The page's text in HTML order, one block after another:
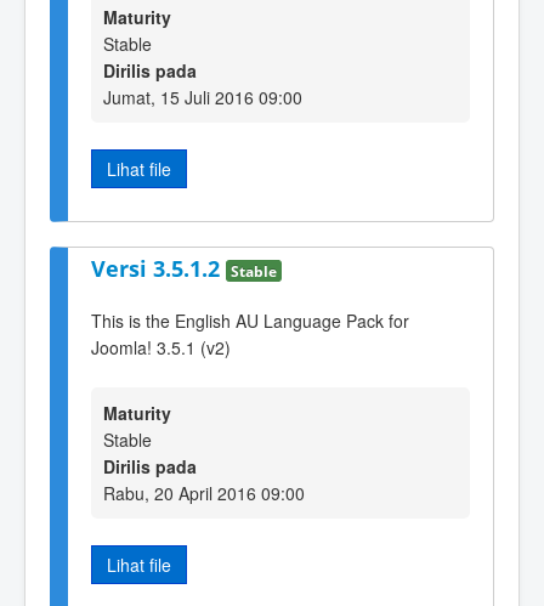
Maturity
Stable
Dirilis pada
Jumat, 15 Juli 2016 09:00
Lihat file
Versi 3.5.1.2 Stable
This is the English AU Language Pack for
Joomla! 3.5.1 (v2)
Maturity
Stable
Dirilis pada
Rabu, 20 April 2016 09:00
Lihat file